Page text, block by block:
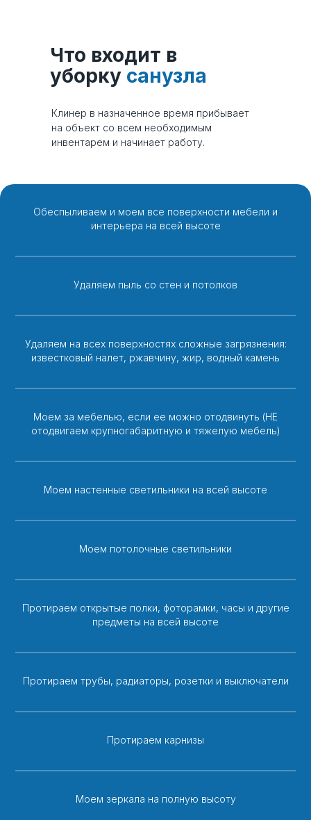
Клинер в назначенное время прибывает
на объект со всем необходимым
инвентарем и начинает работу.
Что входит в
уборку санузла
Обеспыливаем и моем все поверхности мебели и
интерьера на всей высоте
Удаляем пыль со стен и потолков
Удаляем на всех поверхностях сложные загрязнения:
известковый налет, ржавчину, жир, водный камень
Моем за мебелью, если ее можно отодвинуть (НЕ
отодвигаем крупногабаритную и тяжелую мебель)
Моем настенные светильники на всей высоте
Моем потолочные светильники
Протираем открытые полки, фоторамки, часы и другие
предметы на всей высоте
Протираем трубы, радиаторы, розетки и выключатели
Протираем карнизы
Моем зеркала на полную высоту